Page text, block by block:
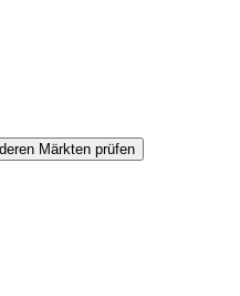
Märkten prüfen